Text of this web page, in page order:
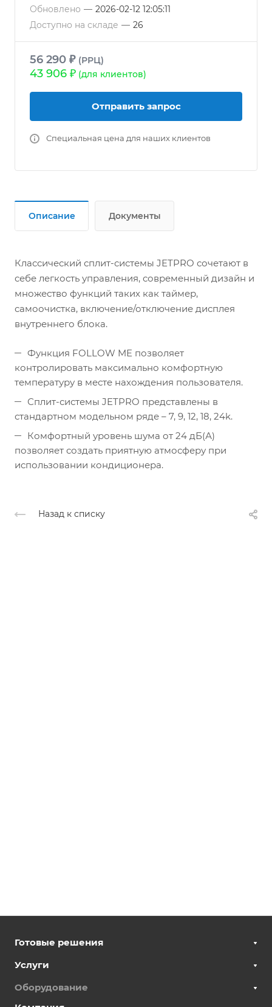
● Защитная накладка на вентили*
● Гарантия 24 месяца
*кроме модели 7k
Обновлено — 2026-02-12 12:05:11
Доступно на складе — 26
56 290 ₽ (РРЦ)
43 906 ₽ (для клиентов)
Отправить запрос
Специальная цена для наших клиентов
Описание Документы
Классический сплит-системы JETPRO сочетают в
себе легкость управления, современный дизайн и
множество функций таких как таймер,
самоочистка, включение/отключение дисплея
внутреннего блока.
Функция FOLLOW ME позволяет
контролировать максимально комфортную
температуру в месте нахождения пользователя.
Сплит-системы JETPRO представлены в
стандартном модельном ряде – 7, 9, 12, 18, 24k.
Комфортный уровень шума от 24 дБ(А)
позволяет создать приятную атмосферу при
использовании кондиционера.
Назад к списку
Готовые решения
Услуги
Оборудование